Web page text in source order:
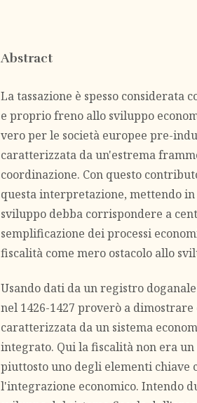
Abstract
La tassazione è spesso considerata
e proprio freno allo sviluppo
vero per le società europee pre-
caratterizzata da un'estrema
coordinazione. Con questo
questa interpretazione, mettendo
sviluppo debba corrispondere a
semplificazione dei processi
fiscalità come mero ostacolo allo
Usando dati da un registro
nel 1426-1427 proverò a
caratterizzata da un sistema
integrato. Qui la fiscalità non era un
piuttosto uno degli elementi chiave
l'integrazione economico. Intendo